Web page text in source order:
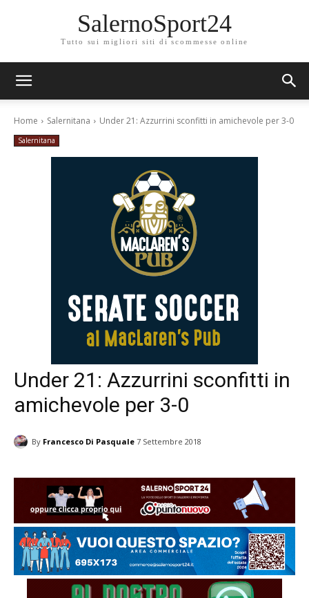
SalernoSport24
Tutto sui migliori siti di scommesse online
Home Salernitana Under 21: Azzurrini sconfitti in amichevole per 3-0
Salernitana
Under 21: Azzurrini sconfitti in
amichevole per 3-0
By Francesco Di Pasquale 7 Settembre 2018